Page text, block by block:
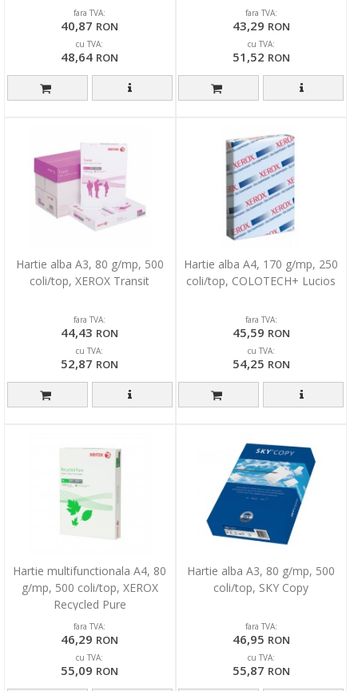
fara TVA:
40,87 RON
cu TVA:
48,64 RON
fara TVA:
43,29 RON
cu TVA:
51,52 RON
Hartie alba A3, 80 g/mp, 500
coli/top, XEROX Transit
fara TVA:
44,43 RON
cu TVA:
52,87 RON
Hartie alba A4, 170 g/mp, 250
coli/top, COLOTECH+ Lucios
fara TVA:
45,59 RON
cu TVA:
54,25 RON
Hartie multifunctionala A4, 80
g/mp, 500 coli/top, XEROX
Recycled Pure
fara TVA:
46,29 RON
cu TVA:
55,09 RON
Hartie alba A3, 80 g/mp, 500
coli/top, SKY Copy
fara TVA:
46,95 RON
cu TVA:
55,87 RON